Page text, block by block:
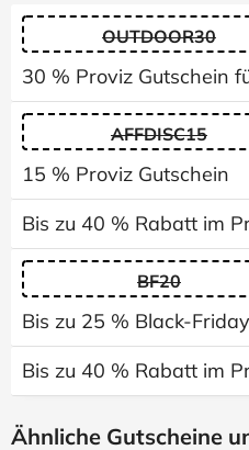
OUTDOOR30
30 % Proviz Gutschein
AFFDISC15
15 % Proviz Gutschein
Bis zu 40 % Rabatt im
BF20
Bis zu 25 % Black-
Bis zu 40 % Rabatt im
Ähnliche Gutscheine